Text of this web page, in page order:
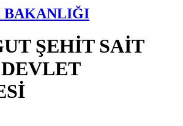
BAKANLIĞI
ŞEHİT SAİT